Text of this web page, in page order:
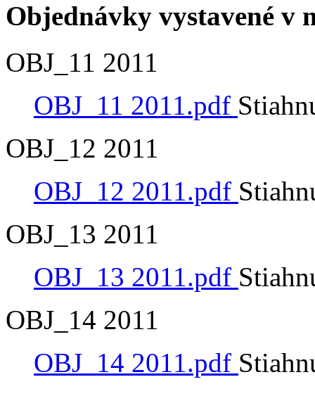
Objednávky vystavené v
OBJ_11 2011
OBJ_11 2011.pdf
OBJ_12 2011
OBJ_12 2011.pdf
OBJ_13 2011
OBJ_13 2011.pdf
OBJ_14 2011
OBJ_14 2011.pdf